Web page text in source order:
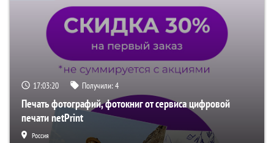
17:03:19 Получили:4
Печать фотографий, фотокниг от сервиса цифровой
печати netPrint
Россия